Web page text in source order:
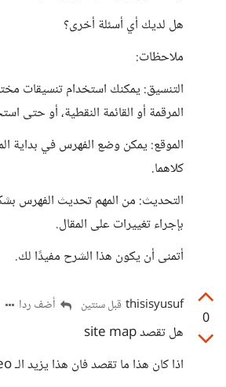
هل لديك أي أسئلة أخرى؟
ملاحظات:
التنسيق: يمكنك استخدام تنسيقات
المرقمة أو القائمة النقطية، أو حتى
الموقع: يمكن وضع الفهرس في بداية
كلاهما.
التحديث: من المهم تحديث الفهرس
بإجراء تغييرات على المقال.
أتمنى أن يكون هذا الشرح مفيدًا لك.
0
thisisyusuf قبل سنتين أضف ردا
هل تقصد site map
اذا كان هذا ما تقصد فان هذا يزيد الـ seo